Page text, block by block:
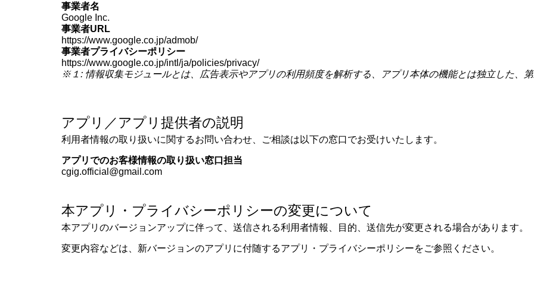
事業者名
Google Inc.
事業者URL
https://www.google.co.jp/admob/
事業者プライバシーポリシー
https://www.google.co.jp/intl/ja/policies/privacy/
※１: 情報収集モジュールとは、広告表示やアプリの利用頻度を解析する、アプリ本体の機能とは独立した、
アプリ／アプリ提供者の説明
利用者情報の取り扱いに関するお問い合わせ、ご相談は以下の窓口でお受けいたします。
アプリでのお客様情報の取り扱い窓口担当
cgig.official@gmail.com
本アプリ・プライバシーポリシーの変更について
本アプリのバージョンアップに伴って、送信される利用者情報、目的、送信先が変更される場合があります。
変更内容などは、新バージョンのアプリに付随するアプリ・プライバシーポリシーをご参照ください。